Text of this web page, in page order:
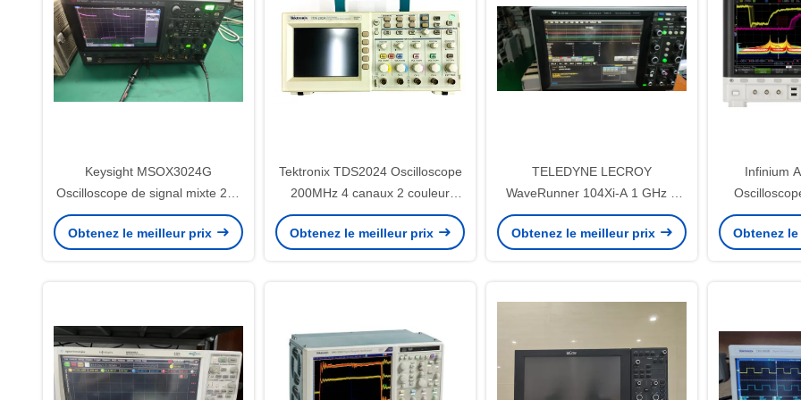
Keysight MSOX3024G
Oscilloscope de signal mixte 200
MHz 4 canaux analogiques et 16
canaux numériques
Obtenez le meilleur prix
Tektronix TDS2024 Oscilloscope
200MHz 4 canaux 2 couleur
GS/S
Obtenez le meilleur prix
TELEDYNE LECROY
WaveRunner 104Xi-A 1 GHz 4
Ch Oscilloscope avec écran
lumineux de 10,4 "
Obtenez le meilleur prix
Infinium
Obtenez